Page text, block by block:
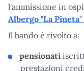
l'ammissione in
Albergo "La Pineta"
Il bando è rivolto a:
pensionati
prestazioni